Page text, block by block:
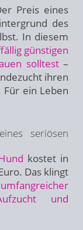
Preis eines
des
In diesem
günstigen
solltest–
ihren
Für ein Leben
seriösen
kostet in
Das klingt
umfangreicher
und